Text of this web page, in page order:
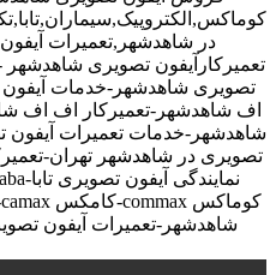
در شاهدشهر,تعمیرات
تعمیرکارآیفون تصویری شاهدشهر
تصویری شاهدشهر-خدمات
اف شاهدشهر-تعمیرکار اف اف
شاهدشهر-خدمات تعمیرات آیفون
تصویری در شاهدشهر تهران-
شاهدشهر-تعمیرات آیفون